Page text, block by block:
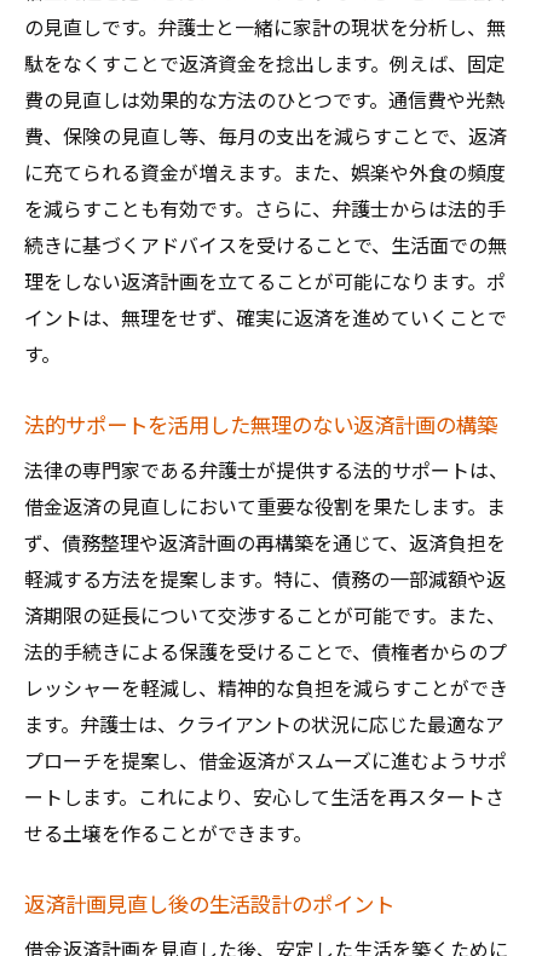
の見直しです。弁護士と一緒に家計の現状を分析し、無
駄をなくすことで返済資金を捻出します。例えば、固定
費の見直しは効果的な方法のひとつです。通信費や光熱
費、保険の見直し等、毎月の支出を減らすことで、返済
に充てられる資金が増えます。また、娯楽や外食の頻度
を減らすことも有効です。さらに、弁護士からは法的手
続きに基づくアドバイスを受けることで、生活面での無
理をしない返済計画を立てることが可能になります。ポ
イントは、無理をせず、確実に返済を進めていくことで
す。
法的サポートを活用した無理のない返済計画の構築
法律の専門家である弁護士が提供する法的サポートは、
借金返済の見直しにおいて重要な役割を果たします。ま
ず、債務整理や返済計画の再構築を通じて、返済負担を
軽減する方法を提案します。特に、債務の一部減額や返
済期限の延長について交渉することが可能です。また、
法的手続きによる保護を受けることで、債権者からのプ
レッシャーを軽減し、精神的な負担を減らすことができ
ます。弁護士は、クライアントの状況に応じた最適なア
プローチを提案し、借金返済がスムーズに進むようサポ
ートします。これにより、安心して生活を再スタートさ
せる土壌を作ることができます。
返済計画見直し後の生活設計のポイント
借金返済計画を見直した後、安定した生活を築くために